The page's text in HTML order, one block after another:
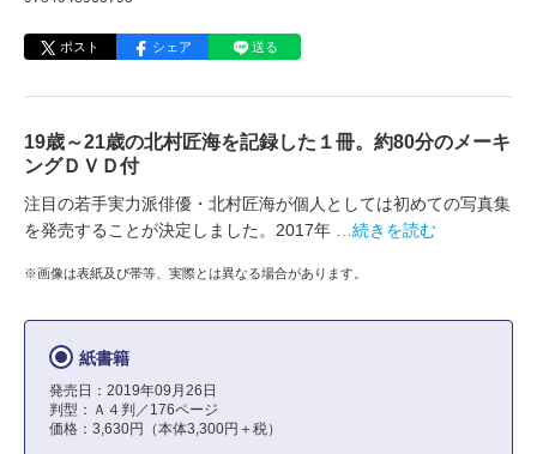
ポスト シェア 送る
19歳～21歳の北村匠海を記録した１冊。約80分のメーキ
ングＤＶＤ付
注目の若手実力派俳優・北村匠海が個人としては初めての写真集
を発売することが決定しました。2017年
…続きを読む
※画像は表紙及び帯等、実際とは異なる場合があります。
紙書籍
発売日：2019年09月26日
判型：Ａ４判／176ページ
価格：3,630円（本体3,300円＋税）